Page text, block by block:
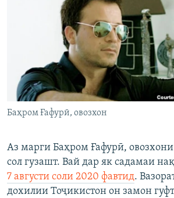
Баҳром Ғафурӣ, овозхон
Аз марги Баҳром Ғафурӣ,
сол гузашт. Вай дар як садамаи
7 августи соли 2020 фавтид.
дохилии Тоҷикистон он замон